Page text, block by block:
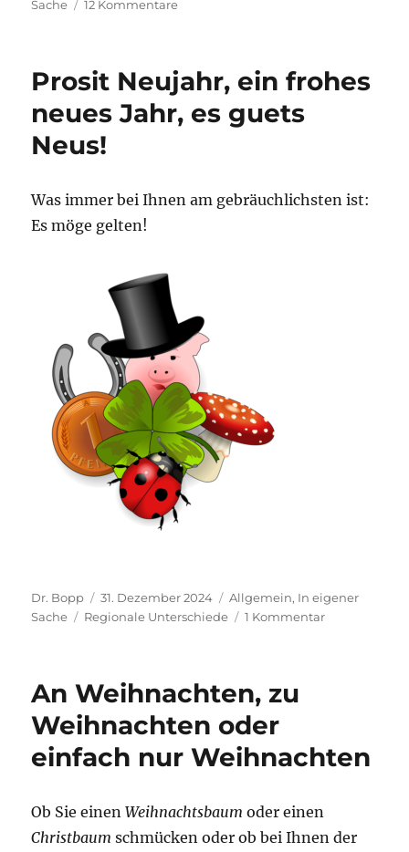
am
Sache 12 Kommentarezu
auf
Kopf
Prosit Neujahr, ein frohes
neues Jahr, es guets
Neus!
Was immer bei Ihnen am gebräuchlichsten ist:
Es möge gelten!
Autor
Dr. Bopp
Veröffentlicht
am
31. Dezember 2024 Kategorien
Allgemein, In eigener
Sache
Schlagwörter
Regionale Unterschiede 1 Kommentarzu
es
guets
An Weihnachten, zu
Weihnachten oder
einfach nur Weihnachten
Ob Sie einenWeihnachtsbaum oder einen
Christbaum schmücken oder ob bei Ihnen der